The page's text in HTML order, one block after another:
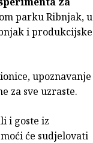
parku Ribnjak, u
i produkcijske
upoznavanje
za sve uzraste.
i goste iz
će sudjelovati